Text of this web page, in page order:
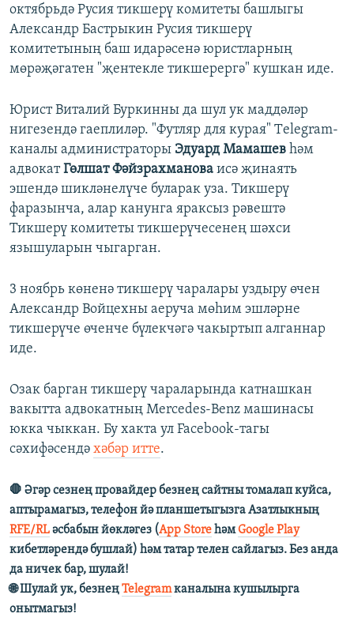
октябрьдә Русия тикшерү комитеты башлыгы
Александр Бастрыкин Русия тикшерү
комитетының баш идарәсенә юристларның
мөрәҗәгатен "җентекле тикшерергә" кушкан иде.
Юрист Виталий Буркинны да шул ук маддәләр
нигезендә гаеплиләр. "Футляр для курая" Тelegram-
каналы администраторы Эдуард Мамашев һәм
адвокатГөлшат Фәйзрахманова исә җинаять
эшендә шикләнелүче буларак уза. Тикшерү
фаразынча, алар канунга яраксыз рәвештә
Тикшерү комитеты тикшерүчесенең шәхси
язышуларын чыгарган.
3 ноябрь көненә тикшерү чаралары уздыру өчен
Александр Войцехны аеруча мөһим эшләрне
тикшерүче өченче бүлекчәгә чакыртып алганнар
иде.
Озак барган тикшерү чараларында катнашкан
вакытта адвокатның Mercedes-Benz машинасы
юкка чыккан. Бу хакта ул Facebook-тагы
сәхифәсендә хәбәр итте.
🛑 Әгәр сезнең провайдер безнең сайтны томалап куйса,
аптырамагыз, телефон йә планшетыгызга Азатлыкның
RFE/RLәсбабын йөкләгез (App StoreһәмGoogle Play
кибетләрендә бушлай) һәм татар телен сайлагыз. Без анда
да ничек бар, шулай!
🌐 Шулай ук, безнеңTelegramканалына кушылырга
онытмагыз!